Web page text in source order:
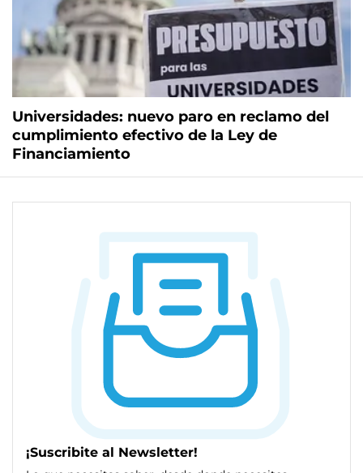
Universidades: nuevo paro en reclamo del
cumplimiento efectivo de la Ley de
Financiamiento
¡Suscribite al Newsletter!